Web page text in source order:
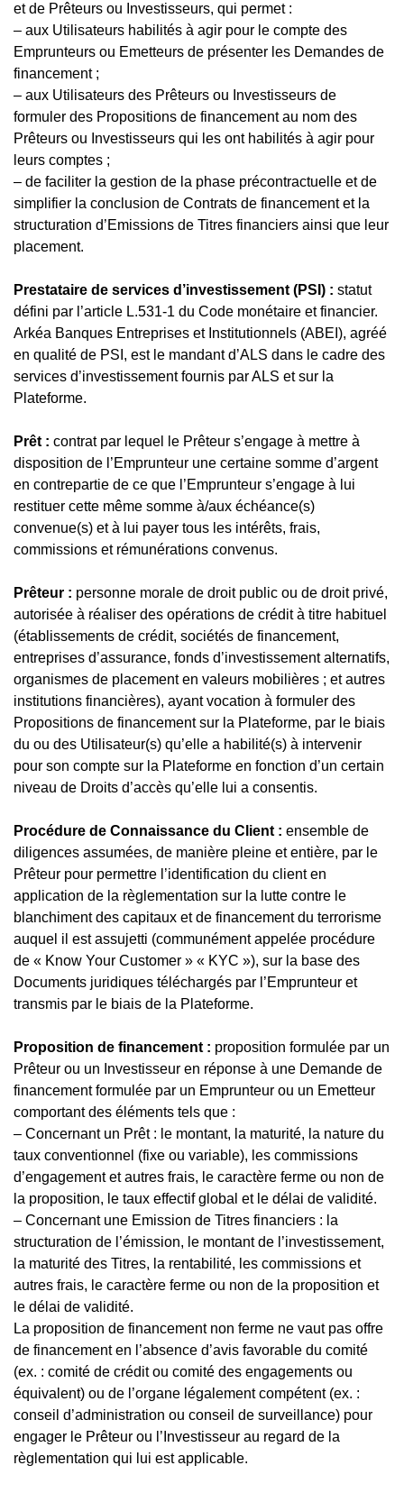
et de Prêteurs ou Investisseurs, qui permet :
– aux Utilisateurs habilités à agir pour le compte des
Emprunteurs ou Emetteurs de présenter les Demandes de
financement ;
– aux Utilisateurs des Prêteurs ou Investisseurs de
formuler des Propositions de financement au nom des
Prêteurs ou Investisseurs qui les ont habilités à agir pour
leurs comptes ;
– de faciliter la gestion de la phase précontractuelle et de
simplifier la conclusion de Contrats de financement et la
structuration d’Emissions de Titres financiers ainsi que leur
placement.
Prestataire de services d’investissement (PSI) : statut
défini par l’article L.531-1 du Code monétaire et financier.
Arkéa Banques Entreprises et Institutionnels (ABEI), agréé
en qualité de PSI, est le mandant d’ALS dans le cadre des
services d’investissement fournis par ALS et sur la
Plateforme.
Prêt : contrat par lequel le Prêteur s’engage à mettre à
disposition de l’Emprunteur une certaine somme d’argent
en contrepartie de ce que l’Emprunteur s’engage à lui
restituer cette même somme à/aux échéance(s)
convenue(s) et à lui payer tous les intérêts, frais,
commissions et rémunérations convenus.
Prêteur : personne morale de droit public ou de droit privé,
autorisée à réaliser des opérations de crédit à titre habituel
(établissements de crédit, sociétés de financement,
entreprises d’assurance, fonds d’investissement alternatifs,
organismes de placement en valeurs mobilières ; et autres
institutions financières), ayant vocation à formuler des
Propositions de financement sur la Plateforme, par le biais
du ou des Utilisateur(s) qu’elle a habilité(s) à intervenir
pour son compte sur la Plateforme en fonction d’un certain
niveau de Droits d’accès qu’elle lui a consentis.
Procédure de Connaissance du Client : ensemble de
diligences assumées, de manière pleine et entière, par le
Prêteur pour permettre l’identification du client en
application de la règlementation sur la lutte contre le
blanchiment des capitaux et de financement du terrorisme
auquel il est assujetti (communément appelée procédure
de « Know Your Customer » « KYC »), sur la base des
Documents juridiques téléchargés par l’Emprunteur et
transmis par le biais de la Plateforme.
Proposition de financement : proposition formulée par un
Prêteur ou un Investisseur en réponse à une Demande de
financement formulée par un Emprunteur ou un Emetteur
comportant des éléments tels que :
– Concernant un Prêt : le montant, la maturité, la nature du
taux conventionnel (fixe ou variable), les commissions
d’engagement et autres frais, le caractère ferme ou non de
la proposition, le taux effectif global et le délai de validité.
– Concernant une Emission de Titres financiers : la
structuration de l’émission, le montant de l’investissement,
la maturité des Titres, la rentabilité, les commissions et
autres frais, le caractère ferme ou non de la proposition et
le délai de validité.
La proposition de financement non ferme ne vaut pas offre
de financement en l’absence d’avis favorable du comité
(ex. : comité de crédit ou comité des engagements ou
équivalent) ou de l’organe légalement compétent (ex. :
conseil d’administration ou conseil de surveillance) pour
engager le Prêteur ou l’Investisseur au regard de la
règlementation qui lui est applicable.